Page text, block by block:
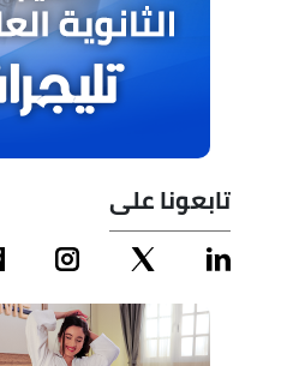
تابعونا على